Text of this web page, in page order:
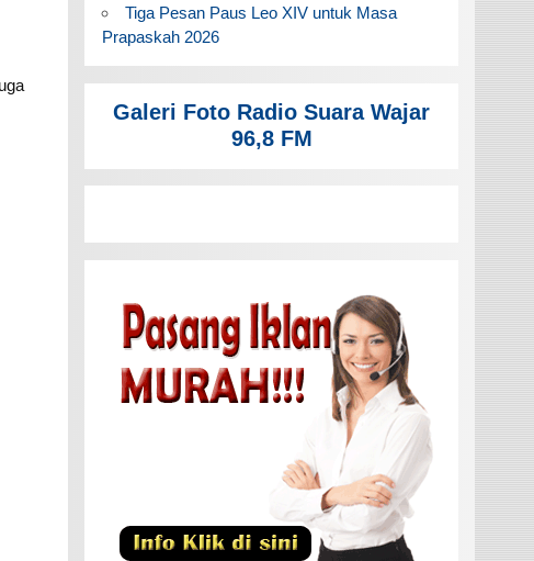
Tiga Pesan Paus Leo XIV untuk Masa
Prapaskah 2026
Galeri Foto Radio Suara Wajar
96,8 FM